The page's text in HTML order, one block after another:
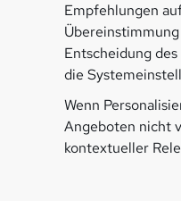
Empfehlungen
Entscheidung
die
Wenn
Angeboten nicht
kontextueller